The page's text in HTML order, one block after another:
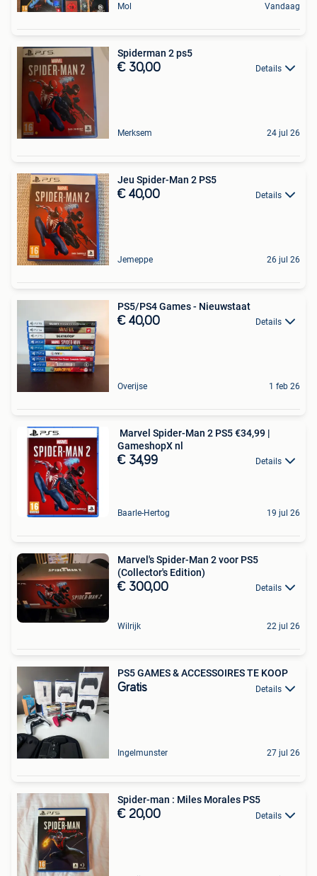
Mol Vandaag
Spiderman 2 ps5
€ 30,00 Details
Merksem 24 jul 26
Jeu Spider-Man 2 PS5
€ 40,00 Details
Jemeppe 26 jul 26
PS5/PS4 Games - Nieuwstaat
€ 40,00 Details
Overijse 1 feb 26
️ Marvel Spider-Man 2 PS5 €34,99 |
GameshopX nl
€ 34,99 Details
Baarle-Hertog 19 jul 26
Marvel's Spider-Man 2 voor PS5
(Collector's Edition)
€ 300,00 Details
Wilrijk 22 jul 26
PS5 GAMES & ACCESSOIRES TE KOOP
Gratis Details
Ingelmunster 27 jul 26
Spider-man : Miles Morales PS5
€ 20,00 Details